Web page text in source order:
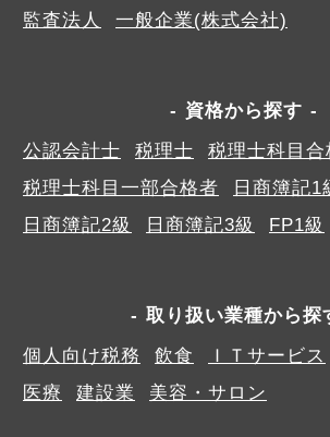
監査法人
一般企業(株式会社)
資格から探す
公認会計士
税理士
税理士科目合
税理士科目一部合格者
日商簿記1
日商簿記2級
日商簿記3級 FP1級
取り扱い業種から探
個人向け税務
飲食 ＩＴサービス
医療
建設業 美容・サロン